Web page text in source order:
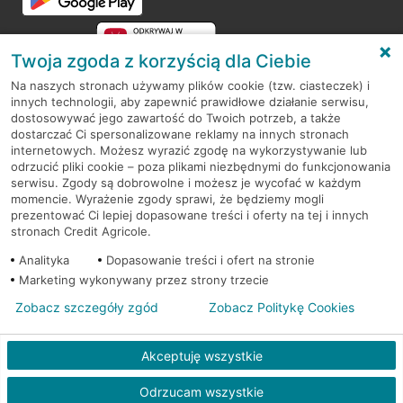
RODO
Regulamin serwisu
Mapa serwisu
PolitykaCookies
© 2026 Credit Agricole Bank Polska S.A. Wszelkie prawa zastrzeżone
Twoja zgoda z korzyścią dla Ciebie
Na naszych stronach używamy plików cookie (tzw. ciasteczek) i
innych technologii, aby zapewnić prawidłowe działanie serwisu,
dostosowywać jego zawartość do Twoich potrzeb, a także
dostarczać Ci spersonalizowane reklamy na innych stronach
internetowych. Możesz wyrazić zgodę na wykorzystywanie lub
odrzucić pliki cookie – poza plikami niezbędnymi do funkcjonowania
serwisu. Zgody są dobrowolne i możesz je wycofać w każdym
momencie. Wyrażenie zgody sprawi, że będziemy mogli
prezentować Ci lepiej dopasowane treści i oferty na tej i innych
stronach Credit Agricole.
Analityka
Dopasowanie treści i ofert na stronie
Marketing wykonywany przez strony trzecie
Akceptuję wszystkie
Odrzucam wszystkie
Zobacz szczegóły zgód Zobacz Politykę Cookies